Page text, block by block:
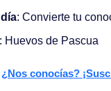
: Convierte tu
: Huevos de Pascua
¿Nos conocías?